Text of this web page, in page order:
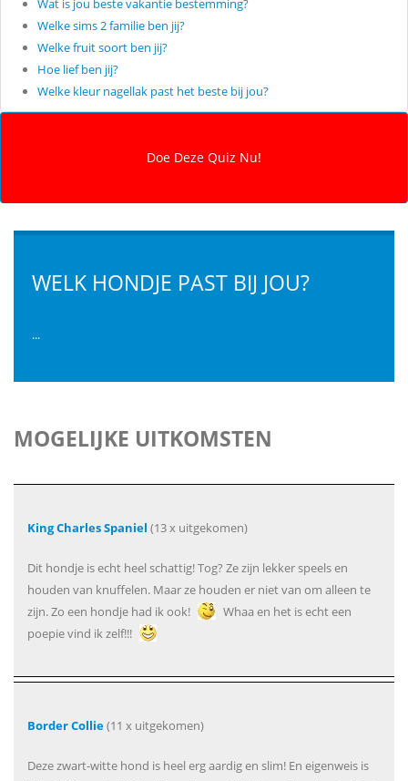
Wat is jou beste vakantie bestemming?
Welke sims 2 familie ben jij?
Welke fruit soort ben jij?
Hoe lief ben jij?
Welke kleur nagellak past het beste bij jou?
WELK HONDJE PAST BIJ JOU?
...
MOGELIJKE UITKOMSTEN
King Charles Spaniel (13 x uitgekomen)
Dit hondje is echt heel schattig! Tog? Ze zijn lekker speels en
houden van knuffelen. Maar ze houden er niet van om alleen te
zijn. Zo een hondje had ik ook!
Whaa en het is echt een
poepie vind ik zelf!!!
Border Collie(11 x uitgekomen)
Deze zwart-witte hond is heel erg aardig en slim! En eigenweis is